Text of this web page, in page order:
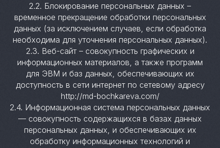
2.2. Блокирование персональных данных –
временное прекращение обработки персональных
данных (за исключением случаев, если обработка
необходима для уточнения персональных данных).
2.3. Веб-сайт – совокупность графических и
информационных материалов, а также программ
для ЭВМ и баз данных, обеспечивающих их
доступность в сети интернет по сетевому адресу
http://md-bochkareva.com/
2.4. Информационная система персональных данных
— совокупность содержащихся в базах данных
персональных данных, и обеспечивающих их
обработку информационных технологий и